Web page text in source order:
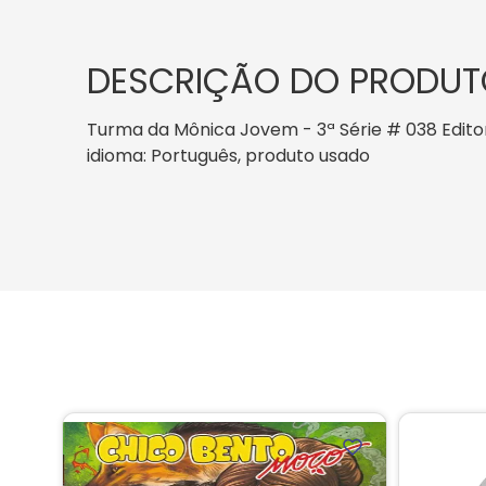
DESCRIÇÃO DO
Turma da Mônica Jovem - 3ª Série # 038
idioma: Português, produto usado